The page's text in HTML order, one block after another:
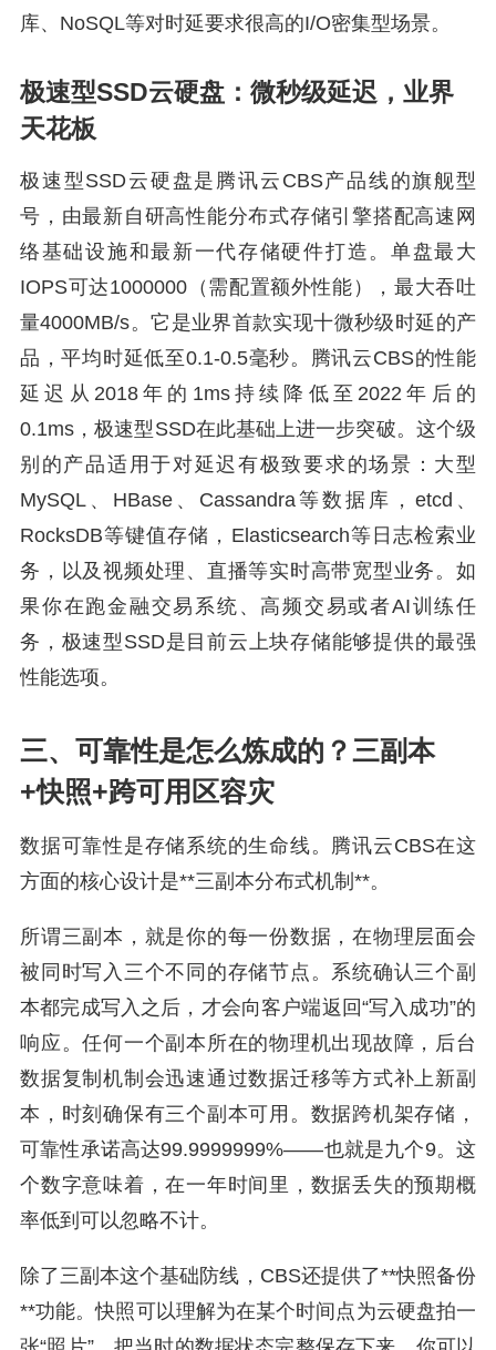
库、NoSQL等对时延要求很高的I/O密集型场景。
极速型SSD云硬盘：微秒级延迟，业界
天花板
极速型SSD云硬盘是腾讯云CBS产品线的旗舰型
号，由最新自研高性能分布式存储引擎搭配高速网
络基础设施和最新一代存储硬件打造。单盘最大
IOPS可达1000000（需配置额外性能），最大吞吐
量4000MB/s。它是业界首款实现十微秒级时延的产
品，平均时延低至0.1-0.5毫秒。腾讯云CBS的性能
延迟从2018年的1ms持续降低至2022年后的
0.1ms，极速型SSD在此基础上进一步突破。这个级
别的产品适用于对延迟有极致要求的场景：大型
MySQL、HBase、Cassandra等数据库，etcd、
RocksDB等键值存储，Elasticsearch等日志检索业
务，以及视频处理、直播等实时高带宽型业务。如
果你在跑金融交易系统、高频交易或者AI训练任
务，极速型SSD是目前云上块存储能够提供的最强
性能选项。
三、可靠性是怎么炼成的？三副本
+快照+跨可用区容灾
数据可靠性是存储系统的生命线。腾讯云CBS在这
方面的核心设计是**三副本分布式机制**。
所谓三副本，就是你的每一份数据，在物理层面会
被同时写入三个不同的存储节点。系统确认三个副
本都完成写入之后，才会向客户端返回“写入成功”的
响应。任何一个副本所在的物理机出现故障，后台
数据复制机制会迅速通过数据迁移等方式补上新副
本，时刻确保有三个副本可用。数据跨机架存储，
可靠性承诺高达99.9999999%——也就是九个9。这
个数字意味着，在一年时间里，数据丢失的预期概
率低到可以忽略不计。
除了三副本这个基础防线，CBS还提供了**快照备份
**功能。快照可以理解为在某个时间点为云硬盘拍一